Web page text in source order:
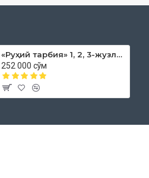
«Руҳий тарбия» 1, 2, 3-жузлар
252 000 сўм